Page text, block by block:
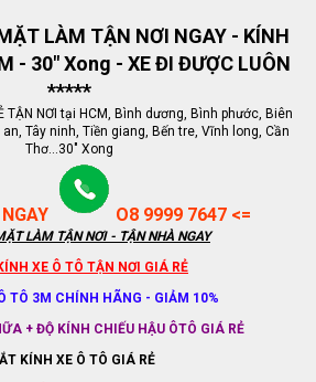
LÀM TẬN NƠI NGAY - KÍNH
- 30" Xong - XE ĐI ĐƯỢC LUÔN
*****
TẬN NƠI tại HCM, Bình dương, Bình phước, Biên
Tây ninh, Tiền giang, Bến tre, Vĩnh long, Cần
Thơ...30" Xong
O8 9999 7647 <=
LÀM TẬN NƠI - TẬN NHÀ NGAY
XE Ô TÔ TẬN NƠI GIÁ RẺ
TÔ 3M CHÍNH HÃNG - GIẢM 10%
+ ĐỘ KÍNH CHIẾU HẬU ÔTÔ GIÁ RẺ
KÍNH XE Ô TÔ GIÁ RẺ